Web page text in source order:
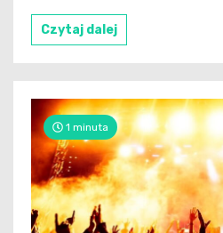
Czytaj dalej
1 minuta